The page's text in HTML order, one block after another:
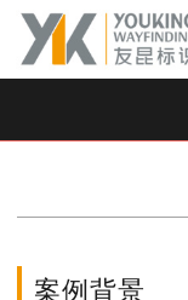
案例背景